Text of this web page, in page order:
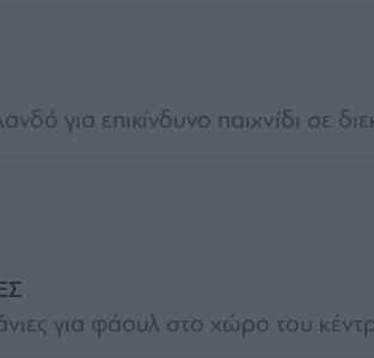
για φάουλ στο χώρο του
για επικίνδυνο παιχνίδι σε